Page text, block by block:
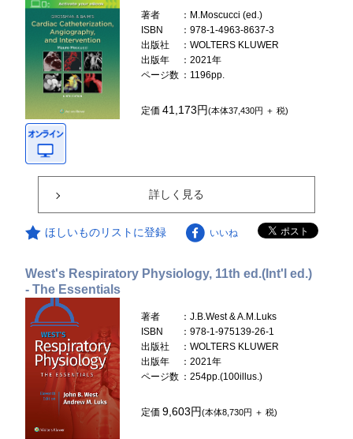
著者
：M.Moscucci (ed.)
ISBN
：978-1-4963-8637-3
出版社
：WOLTERS KLUWER
出版年
：2021年
ページ数 ：1196pp.
定価41,173円(本体37,430円 ＋ 税)
詳しく見る
ほしいものリストに登録 いいね
West's Respiratory Physiology, 11th ed.(Int'l ed.)
- The Essentials
著者
：J.B.West & A.M.Luks
ISBN
：978-1-975139-26-1
出版社
：WOLTERS KLUWER
出版年
：2021年
ページ数 ：254pp.(100illus.)
定価9,603円(本体8,730円 ＋ 税)